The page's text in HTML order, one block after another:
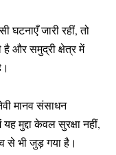
घटनाएँ जारी रहीं, तो
है और समुद्री क्षेत्र में
मानव संसाधन
मुद्दा केवल सुरक्षा नहीं,
से भी जुड़ गया है।